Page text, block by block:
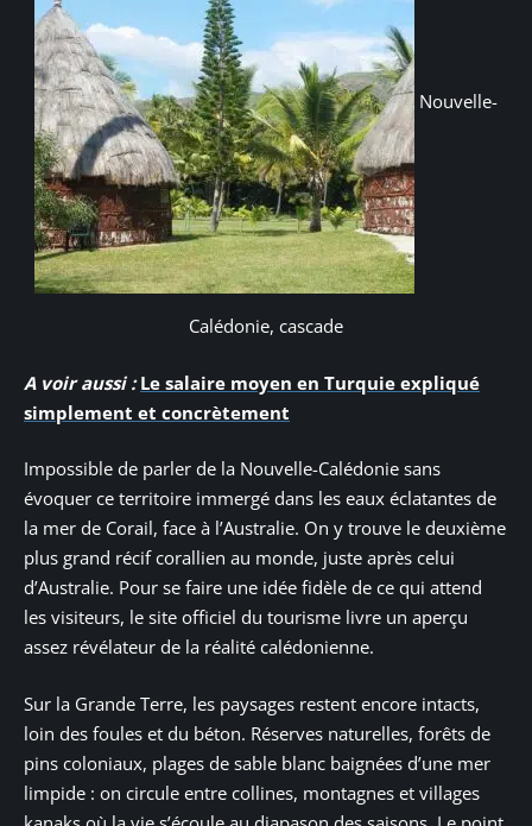
Nouvelle-
Calédonie, cascade
A voir aussi : Le salaire moyen en Turquie expliqué
simplement et concrètement
Impossible de parler de la Nouvelle-Calédonie sans
évoquer ce territoire immergé dans les eaux éclatantes de
la mer de Corail, face à l’Australie. On y trouve le deuxième
plus grand récif corallien au monde, juste après celui
d’Australie. Pour se faire une idée fidèle de ce qui attend
les visiteurs, le site officiel du tourisme livre un aperçu
assez révélateur de la réalité calédonienne.
Sur la Grande Terre, les paysages restent encore intacts,
loin des foules et du béton. Réserves naturelles, forêts de
pins coloniaux, plages de sable blanc baignées d’une mer
limpide : on circule entre collines, montagnes et villages